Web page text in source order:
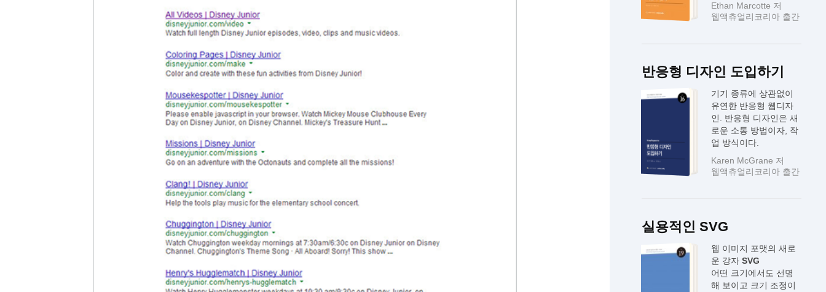
Ethan Marcotte 저
웹액츄얼리코리아 출간
반응형 디자인 도입하기
기기 종류에 상관없이
유연한 반응형 웹디자
인. 반응형 디자인은 새
로운 소통 방법이자, 작
업 방식이다.
Karen McGrane 저
웹액츄얼리코리아 출간
실용적인 SVG
웹 이미지 포맷의 새로
운 강자 SVG
어떤 크기에서도 선명
해 보이고 크기 조정이